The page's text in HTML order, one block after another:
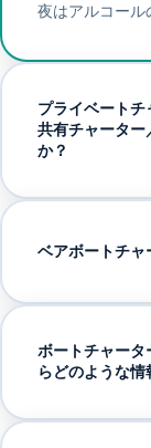
夜はアルコール
プライベート
共有チャーター
か？
ベアボートチャ
ボートチャータ
らどのような情